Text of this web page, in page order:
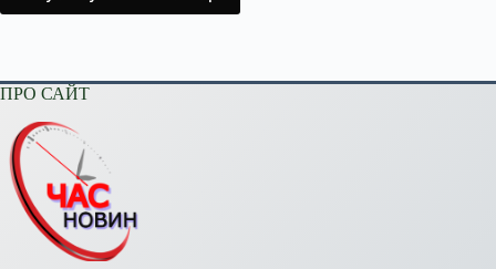
ПРО САЙТ